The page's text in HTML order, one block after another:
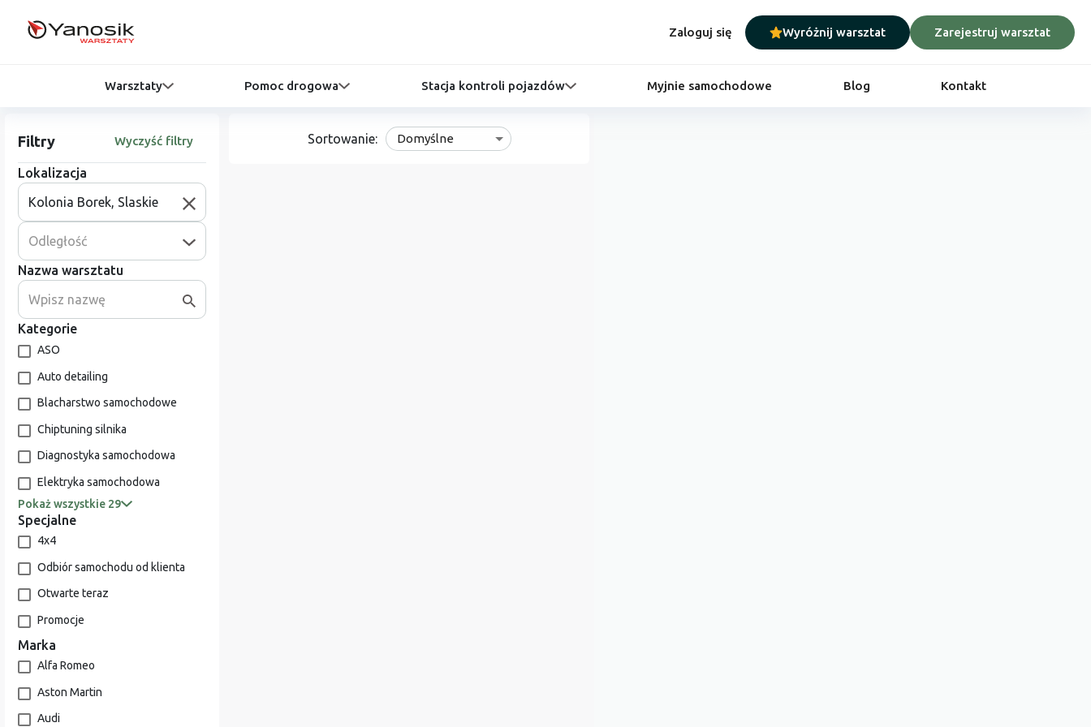
Zaloguj się Wyróżnij warsztat Zarejestruj warsztat
Warsztaty Pomoc drogowa Stacja kontroli pojazdów Myjnie samochodowe Blog Kontakt
Filtry Wyczyść filtry
Lokalizacja
Odległość
Nazwa warsztatu
Kategorie
ASO
Auto detailing
Blacharstwo samochodowe
Chiptuning silnika
Diagnostyka samochodowa
Elektryka samochodowa
Pokaż wszystkie 29
Specjalne
4x4
Odbiór samochodu od klienta
Otwarte teraz
Promocje
Marka
Alfa Romeo
Aston Martin
Audi
Sortowanie: Domyślne